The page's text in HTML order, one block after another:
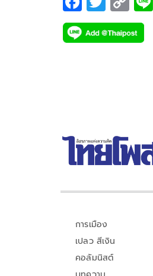
ติวเตอร์-กรภัทร์ ลำน้อย
มี่-กานต์ กฤษณะพันธ์,
เน็ต-สิรภพ มานิธิคุณ ,
ac
e
wi
tt
o
p
การเมือง
เปลว สีเงิน
คอลัมนิสต์